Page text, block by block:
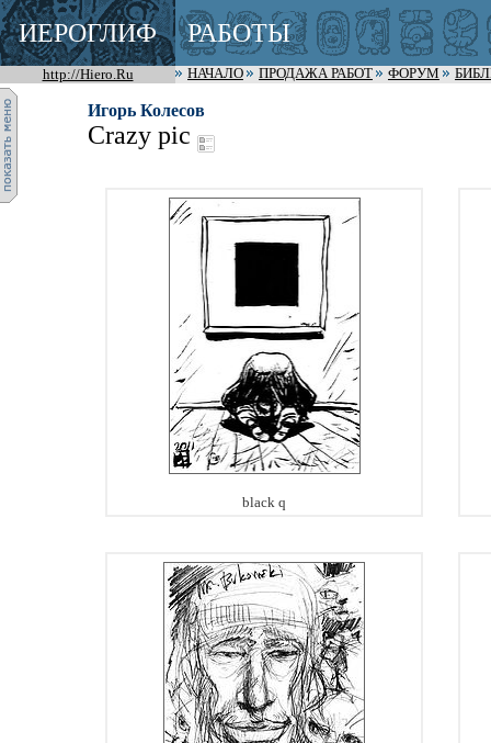
ИЕРОГЛИФ РАБОТЫ
http://Hiero.Ru НАЧАЛО ПРОДАЖА РАБОТ ФОРУМ
Игорь Колесов
Crazy pic
black q